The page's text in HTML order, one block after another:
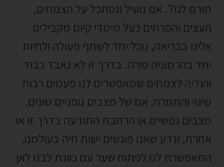
תורם לנו?’. אם נועיל ונסתכל על הצמחים,
העצים והפרחים כעל מימדי קיום מקבילים
אלינו בבריאה, נוכל יחד לשתף פעולה ולחיות
יחד בהרמוניה פורה. בדרך זו לא נאבד כבוד
והודיה לצמחים שמאפשרים לנו פעמים רבות
שינוי והתמרה, אם של מצבים גופניים שונים,
מצבים נפשיים או הרחבת התודעה בדרך זו או
אחרת, ונדע שאנו פוגשים ישות חיה בעולמנו,
המאפשרת לנו לפתוח שער עם כוונת לבנו לאן